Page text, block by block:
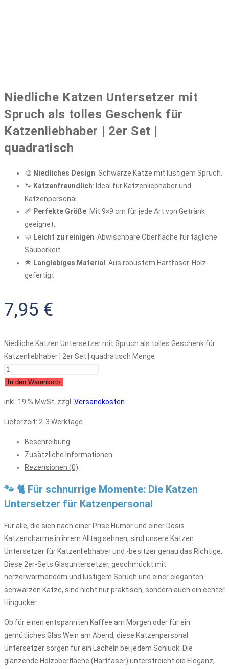
Niedliche Katzen Untersetzer mit
Spruch als tolles Geschenk für
Katzenliebhaber | 2er Set |
quadratisch
🎨 Niedliches Design: Schwarze Katze mit lustigem Spruch.
🐾 Katzenfreundlich: Ideal für Katzenliebhaber und
Katzenpersonal.
📏 Perfekte Größe: Mit 9×9 cm für jede Art von Getränk
geeignet.
🧼 Leicht zu reinigen: Abwischbare Oberfläche für tägliche
Sauberkeit.
🌟 Langlebiges Material : Aus robustem Hartfaser-Holz
gefertigt
7,95 €
Niedliche Katzen Untersetzer mit Spruch als tolles Geschenk für
Katzenliebhaber | 2er Set | quadratisch Menge
In den Warenkorb
inkl. 19 % MwSt. zzgl. Versandkosten
Lieferzeit: 2-3 Werktage
Beschreibung
Zusätzliche Informationen
Rezensionen (0)
🐾 🐈 Für schnurrige Momente: Die Katzen
Untersetzer für Katzenpersonal
Für alle, die sich nach einer Prise Humor und einer Dosis
Katzencharme in ihrem Alltag sehnen, sind unsere Katzen
Untersetzer für Katzenliebhaber und -besitzer genau das Richtige.
Diese 2er-Sets Glasuntersetzer, geschmückt mit
herzerwärmendem und lustigem Spruch und einer eleganten
schwarzen Katze, sind nicht nur praktisch, sondern auch ein echter
Hingucker.
Ob für einen entspannten Kaffee am Morgen oder für ein
gemütliches Glas Wein am Abend, diese Katzenpersonal
Untersetzer sorgen für ein Lächeln bei jedem Schluck. Die
glänzende Holzoberfläche (Hartfaser) unterstreicht die Eleganz,